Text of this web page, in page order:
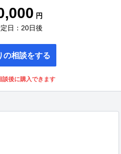
円
日：20日後
の相談をする
談後に購入できます